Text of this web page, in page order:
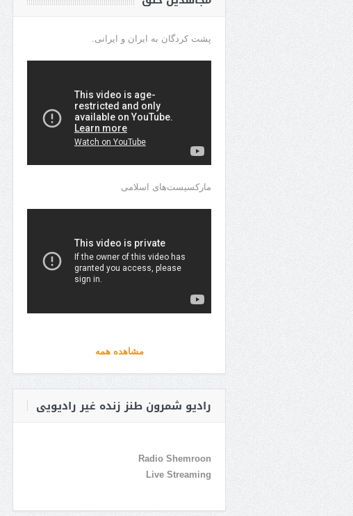
پشت کردگان به ایران و ایرانی.
مارکسیست‌های اسلامی
مشاهده همه
رادیو شمرون طنز زنده غیر رادیویی
Radio Shemroon
Live Streaming